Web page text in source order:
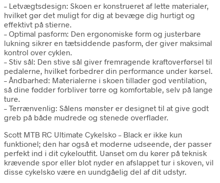
– Letvægtsdesign: Skoen er konstrueret af lette materialer,
hvilket gør det muligt for dig at bevæge dig hurtigt og
effektivt på stierne.
– Optimal pasform: Den ergonomiske form og justerbare
lukning sikrer en tætsiddende pasform, der giver maksimal
kontrol over cyklen.
– Stiv sål: Den stive sål giver fremragende kraftoverførsel til
pedalerne, hvilket forbedrer din performance under kørsel.
– Åndbarhed: Materialerne i skoen tillader god ventilation,
så dine fødder forbliver tørre og komfortable, selv på lange
ture.
– Terrænvenlig: Sålens mønster er designet til at give godt
greb på både mudrede og stenede overflader.
Scott MTB RC Ultimate Cykelsko – Black er ikke kun
funktionel; den har også et moderne udseende, der passer
perfekt ind i dit cykeloutfit. Uanset om du kører på teknisk
krævende spor eller blot nyder en afslappet tur i skoven, vil
disse cykelsko være en uundgåelig del af dit udstyr.